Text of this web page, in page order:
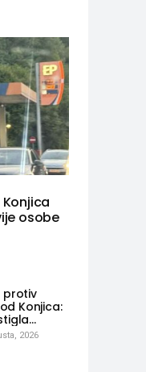
osobe
protiv
Konjica:
2026